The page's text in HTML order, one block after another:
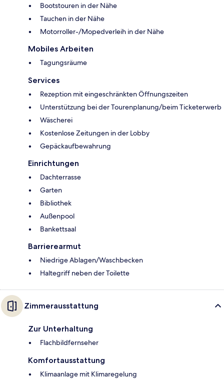
Bootstouren in der Nähe
Tauchen in der Nähe
Motorroller-/Mopedverleih in der Nähe
Mobiles Arbeiten
Tagungsräume
Services
Rezeption mit eingeschränkten Öffnungszeiten
Unterstützung bei der Tourenplanung/beim Ticketerwerb
Wäscherei
Kostenlose Zeitungen in der Lobby
Gepäckaufbewahrung
Einrichtungen
Dachterrasse
Garten
Bibliothek
Außenpool
Bankettsaal
Barrierearmut
Niedrige Ablagen/Waschbecken
Haltegriff neben der Toilette
Zimmerausstattung
Zur Unterhaltung
Flachbildfernseher
Komfortausstattung
Klimaanlage mit Klimaregelung